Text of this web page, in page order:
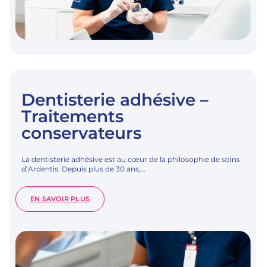
Dentisterie adhésive –
Traitements
conservateurs
La dentisterie adhésive est au cœur de la philosophie de soins
d’Ardentis. Depuis plus de 30 ans,…
EN SAVOIR PLUS:
DENTISTERIE
TRAITEMENTS
CONSERVATEURS